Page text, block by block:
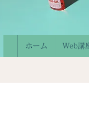
ホーム Web講